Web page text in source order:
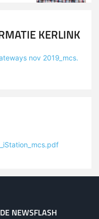
KERLINK
nov 2019_mcs.
NEWSFLASH